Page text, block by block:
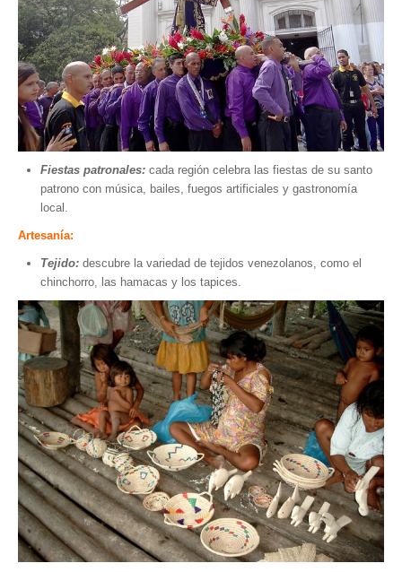
Publicidad
Tienda en línea
Fiestas patronales: cada región celebra las fiestas de su santo
patrono con música, bailes, fuegos artificiales y gastronomía
local.
Artesanía:
Tejido: descubre la variedad de tejidos venezolanos, como el
chinchorro, las hamacas y los tapices.